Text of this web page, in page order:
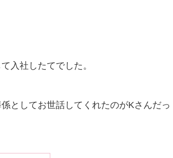
入社したてでした。
としてお世話してくれたのがKさんだっ